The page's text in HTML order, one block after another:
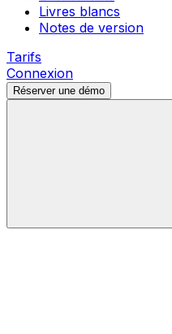
Livres blancs
Notes de version
Tarifs
Connexion
Réserver une démo